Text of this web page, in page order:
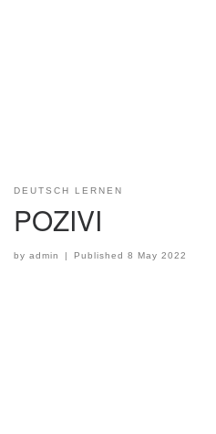
DEUTSCH LERNEN
POZIVI
by admin Published8 May 2022